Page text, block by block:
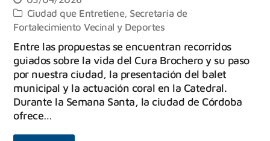
Ciudad que Entretiene, Secretaría de
Fortalecimiento Vecinal y Deportes
Entre las propuestas se encuentran recorridos
guiados sobre la vida del Cura Brochero y su paso
por nuestra ciudad, la presentación del balet
municipal y la actuación coral en la Catedral.
Durante la Semana Santa, la ciudad de Córdoba
ofrece…